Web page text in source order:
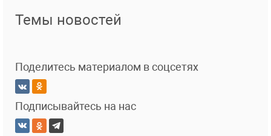
Темы новостей
Поделитесь материалом в соцсетях
Подписывайтесь на нас